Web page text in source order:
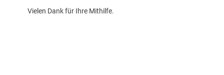
Vielen Dank für Ihre Mithilfe.